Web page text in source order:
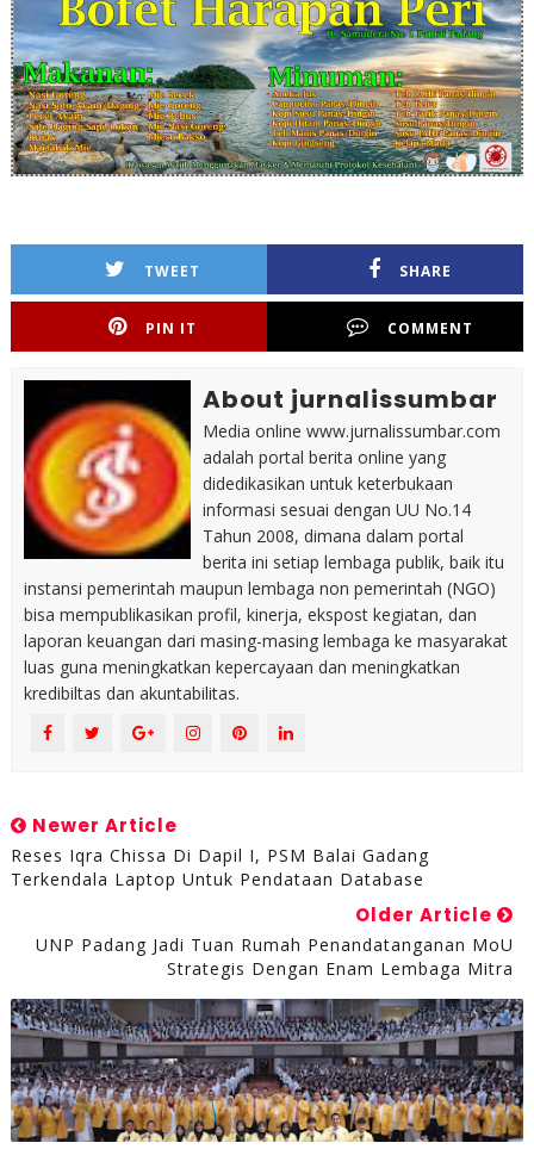
TWEET SHARE
PIN IT COMMENT
About jurnalissumbar
Media online www.jurnalissumbar.com
adalah portal berita online yang
didedikasikan untuk keterbukaan
informasi sesuai dengan UU No.14
Tahun 2008, dimana dalam portal
berita ini setiap lembaga publik, baik itu
instansi pemerintah maupun lembaga non pemerintah (NGO)
bisa mempublikasikan profil, kinerja, ekspost kegiatan, dan
laporan keuangan dari masing-masing lembaga ke masyarakat
luas guna meningkatkan kepercayaan dan meningkatkan
kredibiltas dan akuntabilitas.
Newer Article
Reses Iqra Chissa Di Dapil I, PSM Balai Gadang
Terkendala Laptop Untuk Pendataan Database
Older Article
UNP Padang Jadi Tuan Rumah Penandatanganan MoU
Strategis Dengan Enam Lembaga Mitra